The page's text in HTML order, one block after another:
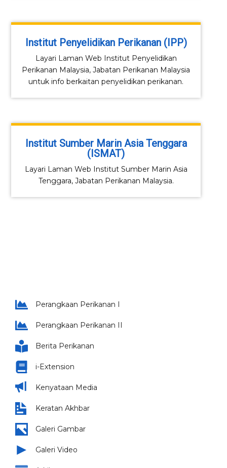
Institut Penyelidikan Perikanan (IPP)
Layari Laman Web Institut Penyelidikan
Perikanan Malaysia, Jabatan Perikanan Malaysia
untuk info berkaitan penyelidikan perikanan.
Institut Sumber Marin Asia Tenggara
(ISMAT)
Layari Laman Web Institut Sumber Marin Asia
Tenggara, Jabatan Perikanan Malaysia.
Perangkaan Perikanan I
Perangkaan Perikanan II
Berita Perikanan
i-Extension
Kenyataan Media
Keratan Akhbar
Galeri Gambar
Galeri Video